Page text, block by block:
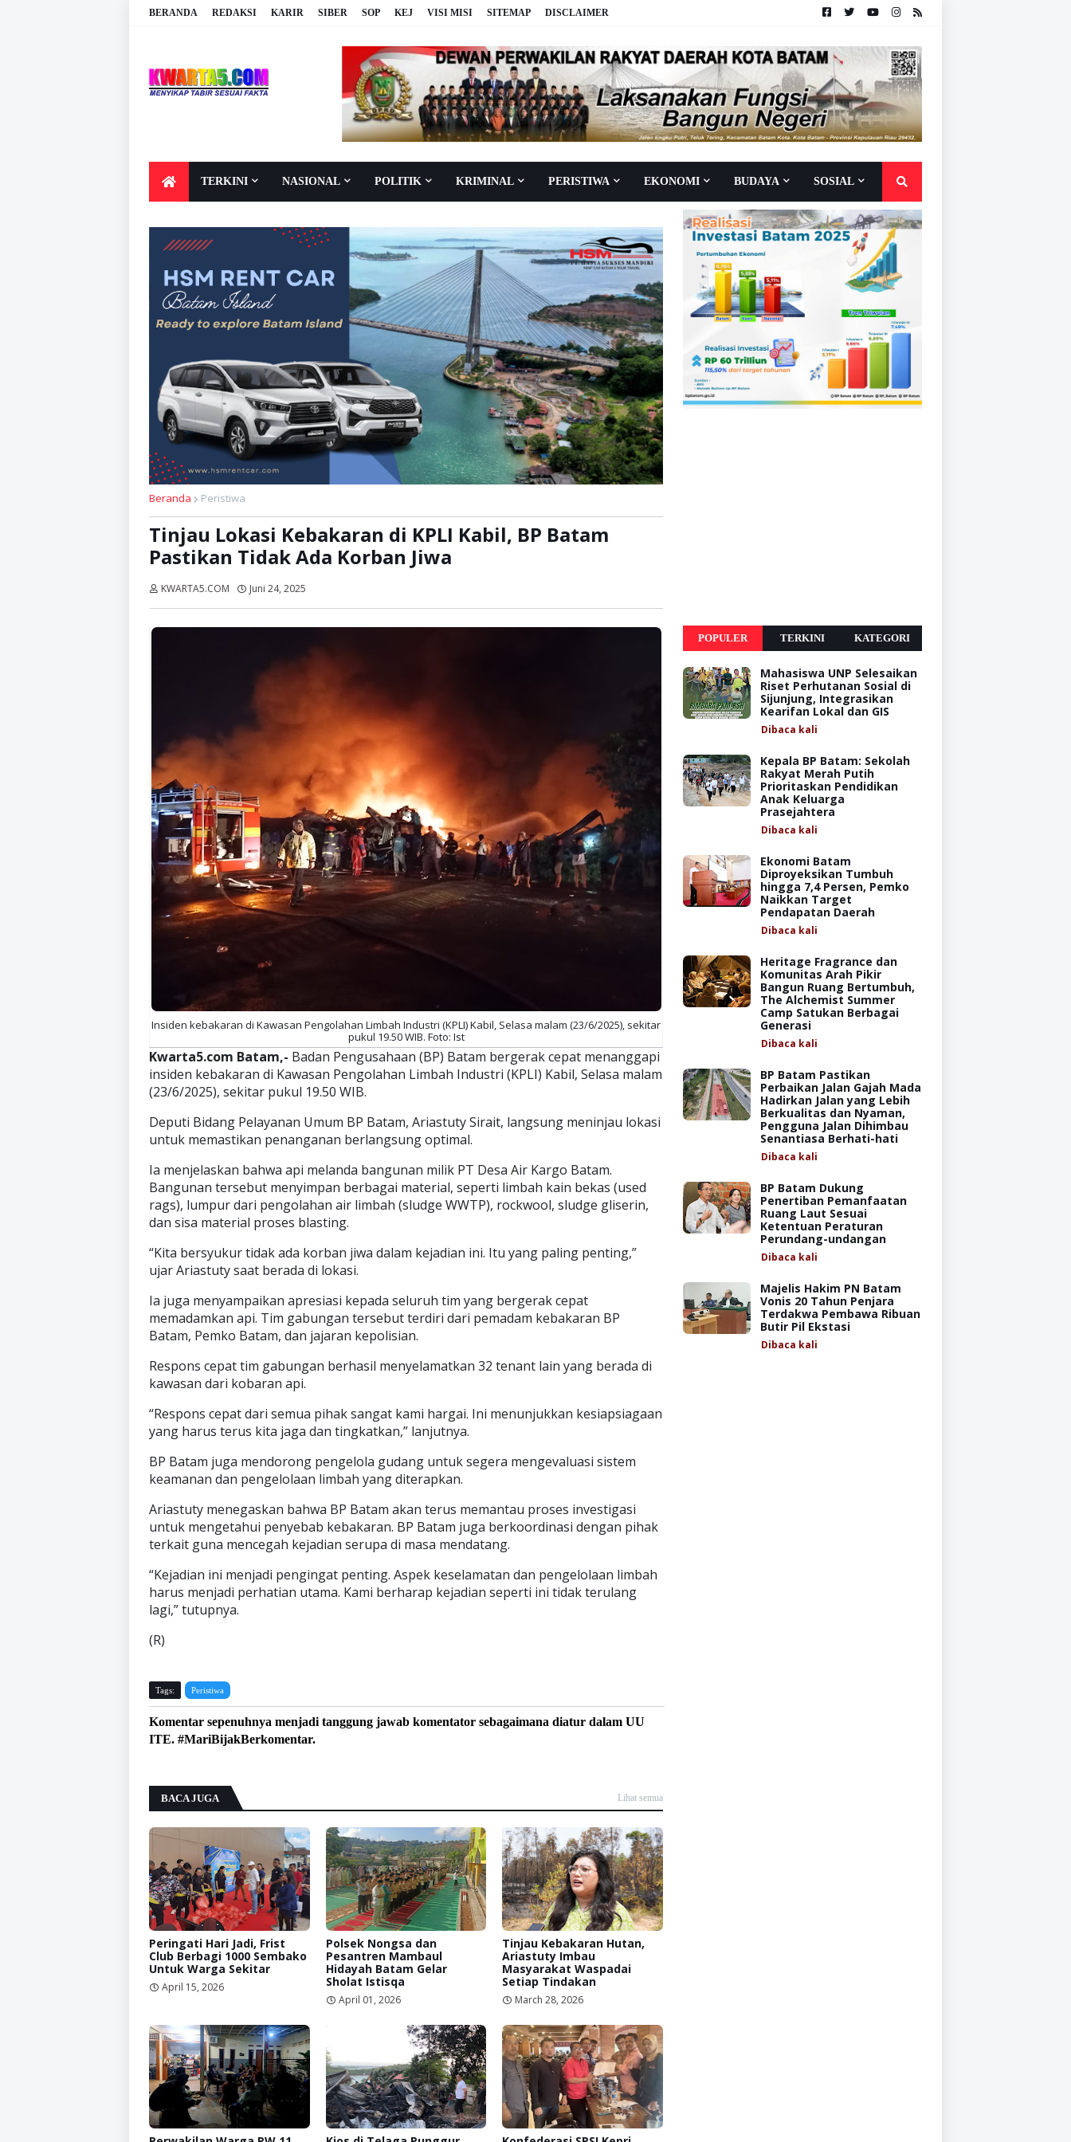
BERANDA REDAKSI KARIR SIBER SOP KEJ VISI MISI SITEMAP DISCLAIMER
TERKINI NASIONAL POLITIK KRIMINAL PERISTIWA EKONOMI BUDAYA SOSIAL
Beranda Peristiwa
Tinjau Lokasi Kebakaran di KPLI Kabil, BP Batam
Pastikan Tidak Ada Korban Jiwa
KWARTA5.COM Juni 24, 2025
Insiden kebakaran di Kawasan Pengolahan Limbah Industri (KPLI) Kabil, Selasa malam (23/6/2025), sekitar
pukul 19.50 WIB. Foto: Ist
Kwarta5.com Batam,- Badan Pengusahaan (BP) Batam bergerak cepat menanggapi
insiden kebakaran di Kawasan Pengolahan Limbah Industri (KPLI) Kabil, Selasa malam
(23/6/2025), sekitar pukul 19.50 WIB.
Deputi Bidang Pelayanan Umum BP Batam, Ariastuty Sirait, langsung meninjau lokasi
untuk memastikan penanganan berlangsung optimal.
Ia menjelaskan bahwa api melanda bangunan milik PT Desa Air Kargo Batam.
Bangunan tersebut menyimpan berbagai material, seperti limbah kain bekas (used
rags), lumpur dari pengolahan air limbah (sludge WWTP), rockwool, sludge gliserin,
dan sisa material proses blasting.
“Kita bersyukur tidak ada korban jiwa dalam kejadian ini. Itu yang paling penting,”
ujar Ariastuty saat berada di lokasi.
Ia juga menyampaikan apresiasi kepada seluruh tim yang bergerak cepat
memadamkan api. Tim gabungan tersebut terdiri dari pemadam kebakaran BP
Batam, Pemko Batam, dan jajaran kepolisian.
Respons cepat tim gabungan berhasil menyelamatkan 32 tenant lain yang berada di
kawasan dari kobaran api.
“Respons cepat dari semua pihak sangat kami hargai. Ini menunjukkan kesiapsiagaan
yang harus terus kita jaga dan tingkatkan,” lanjutnya.
BP Batam juga mendorong pengelola gudang untuk segera mengevaluasi sistem
keamanan dan pengelolaan limbah yang diterapkan.
Ariastuty menegaskan bahwa BP Batam akan terus memantau proses investigasi
untuk mengetahui penyebab kebakaran. BP Batam juga berkoordinasi dengan pihak
terkait guna mencegah kejadian serupa di masa mendatang.
“Kejadian ini menjadi pengingat penting. Aspek keselamatan dan pengelolaan limbah
harus menjadi perhatian utama. Kami berharap kejadian seperti ini tidak terulang
lagi,” tutupnya.
(R)
Tags: Peristiwa
Komentar sepenuhnya menjadi tanggung jawab komentator sebagaimana diatur dalam UU
ITE. #MariBijakBerkomentar.
BACA JUGA Lihat semua
Peringati Hari Jadi, Frist
Club Berbagi 1000 Sembako
Untuk Warga Sekitar
April 15, 2026
Polsek Nongsa dan
Pesantren Mambaul
Hidayah Batam Gelar
Sholat Istisqa
April 01, 2026
Tinjau Kebakaran Hutan,
Ariastuty Imbau
Masyarakat Waspadai
Setiap Tindakan
March 28, 2026
POPULER TERKINI KATEGORI
Mahasiswa UNP Selesaikan
Riset Perhutanan Sosial di
Sijunjung, Integrasikan
Kearifan Lokal dan GIS
Dibaca kali
Kepala BP Batam: Sekolah
Rakyat Merah Putih
Prioritaskan Pendidikan
Anak Keluarga
Prasejahtera
Dibaca kali
Ekonomi Batam
Diproyeksikan Tumbuh
hingga 7,4 Persen, Pemko
Naikkan Target
Pendapatan Daerah
Dibaca kali
Heritage Fragrance dan
Komunitas Arah Pikir
Bangun Ruang Bertumbuh,
The Alchemist Summer
Camp Satukan Berbagai
Generasi
Dibaca kali
BP Batam Pastikan
Perbaikan Jalan Gajah Mada
Hadirkan Jalan yang Lebih
Berkualitas dan Nyaman,
Pengguna Jalan Dihimbau
Senantiasa Berhati-hati
Dibaca kali
BP Batam Dukung
Penertiban Pemanfaatan
Ruang Laut Sesuai
Ketentuan Peraturan
Perundang-undangan
Dibaca kali
Majelis Hakim PN Batam
Vonis 20 Tahun Penjara
Terdakwa Pembawa Ribuan
Butir Pil Ekstasi
Dibaca kali